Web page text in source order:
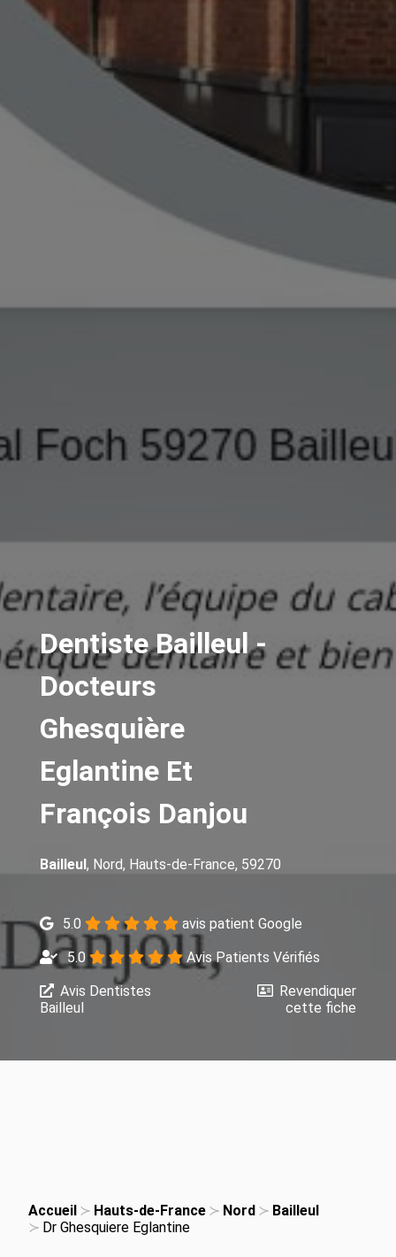
Dentiste Bailleul -
Docteurs
Ghesquière
Eglantine Et
François Danjou
Bailleul, Nord, Hauts-de-France, 59270
5.0
avis patient Google
5.0
Avis Patients Vérifiés
Avis Dentistes
Bailleul
Revendiquer
cette fiche
Accueil Hauts-de-France Nord
Bailleul
Dr Ghesquiere Eglantine